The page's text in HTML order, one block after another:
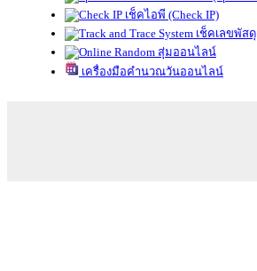
เช็คไอพี (Check IP)
เช็คเลขพัสดุ
สุ่มออนไลน์
เครื่องมือคำนวณวันออนไลน์